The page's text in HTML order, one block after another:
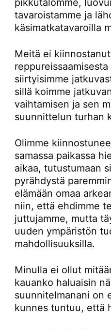
pikkutalomme,
tavaroistamme ja
käsimatkatavaroilla
Meitä ei
siirtyisimme
sillä koimme
vaihtamisen ja sen
suunnittelun turhan
Olimme
samassa paikassa
aikaa, tutustumaan
pyrähdystä
elämään omaa
niin, että ehdimme
juttujamme, mutta
uuden ympäristön
mahdollisuuksilla.
Minulla ei ollut
kauanko haluaisin
suunnitelmanani on
kunnes tuntuu, että